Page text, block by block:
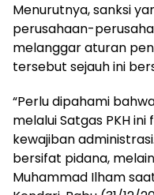
Menurutnya, sanksi
perusahaan-
melanggar aturan
tersebut sejauh ini
“Perlu dipahami
melalui Satgas PKH
kewajiban
bersifat pidana,
Muhammad Ilham